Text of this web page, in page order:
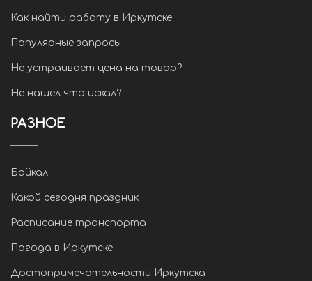
Как найти работу в Иркутске
Популярные запросы
Не устраивает цена на товар?
Не нашел что искал?
РАЗНОЕ
Байкал
Какой сегодня праздник
Расписание транспорта
Погода в Иркутске
Достопримечательности Иркутска